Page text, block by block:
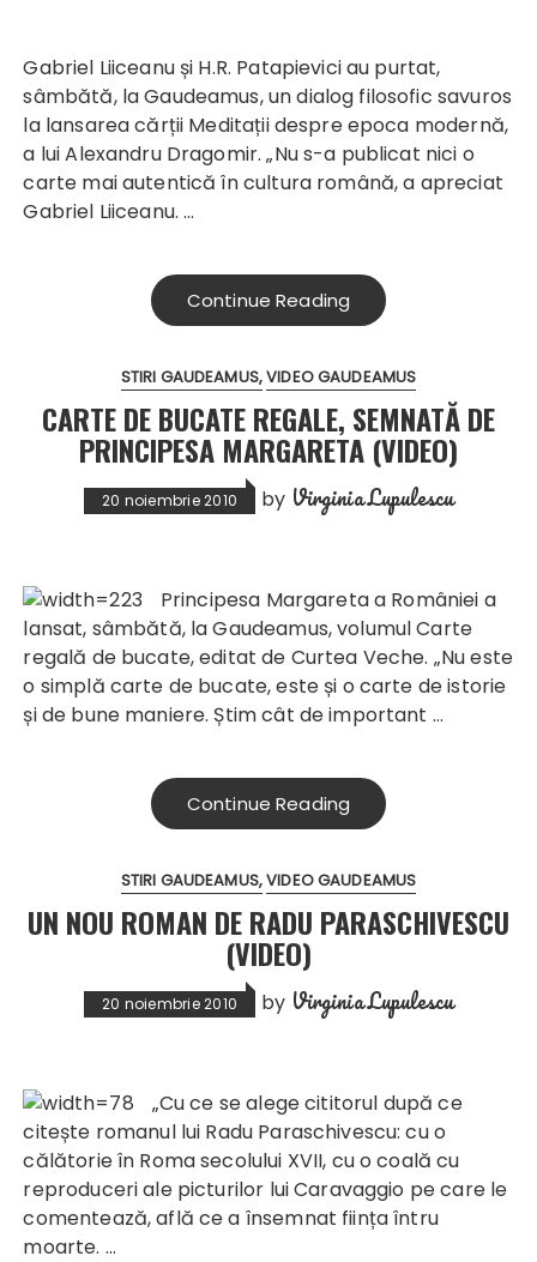
Gabriel Liiceanu și H.R. Patapievici au purtat,
sâmbătă, la Gaudeamus, un dialog filosofic savuros
la lansarea cărții Meditații despre epoca modernă,
a lui Alexandru Dragomir. „Nu s-a publicat nici o
carte mai autentică în cultura română, a apreciat
Gabriel Liiceanu. …
Continue Reading
STIRI GAUDEAMUS VIDEO GAUDEAMUS
CARTE DE BUCATE REGALE, SEMNATĂ DE
PRINCIPESA MARGARETA (VIDEO)
20 noiembrie 2010 by Virginia Lupulescu
Principesa Margareta a României a
lansat, sâmbătă, la Gaudeamus, volumul Carte
regală de bucate, editat de Curtea Veche. „Nu este
o simplă carte de bucate, este și o carte de istorie
și de bune maniere. Știm cât de important …
Continue Reading
STIRI GAUDEAMUS VIDEO GAUDEAMUS
UN NOU ROMAN DE RADU PARASCHIVESCU
(VIDEO)
20 noiembrie 2010 by Virginia Lupulescu
„Cu ce se alege cititorul după ce
citește romanul lui Radu Paraschivescu: cu o
călătorie în Roma secolului XVII, cu o coală cu
reproduceri ale picturilor lui Caravaggio pe care le
comentează, află ce a însemnat ființa întru
moarte. …